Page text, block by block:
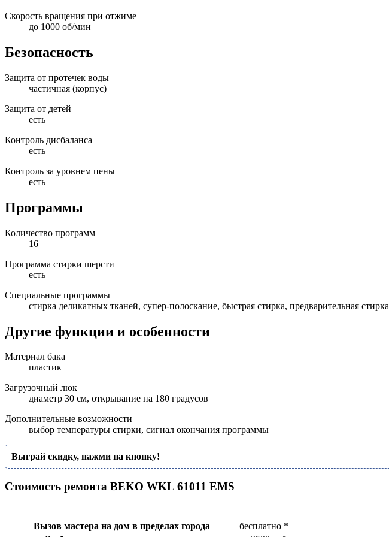
Скорость вращения при отжиме
до 1000 об/мин
Безопасность
Защита от протечек воды
частичная (корпус)
Защита от детей
есть
Контроль дисбаланса
есть
Контроль за уровнем пены
есть
Программы
Количество программ
16
Программа стирки шерсти
есть
Специальные программы
стирка деликатных тканей, супер-полоскание, быстрая стирка, предварительная стирка
Другие функции и особенности
Материал бака
пластик
Загрузочный люк
диаметр 30 см, открывание на 180 градусов
Дополнительные возможности
выбор температуры стирки, сигнал окончания программы
Выграй скидку, нажми на кнопку!
Стоимость ремонта BEKO WKL 61011 EMS
Вызов мастера на дом в пределах города
бесплатно *